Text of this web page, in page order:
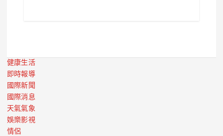
健康生活
即時報導
國際新聞
國際消息
天氣氣象
娛樂影視
情侶